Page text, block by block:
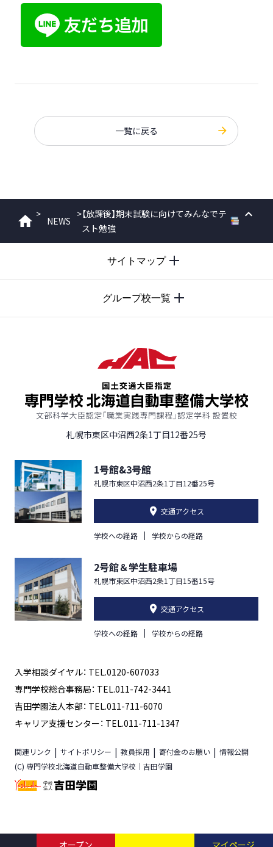
一覧に戻る
ホーム
>
NEWS
>【放課後】期末試験に向けてみんなでテ
スト勉強
サイトマップ
グループ校一覧
札幌市東区中沼西2条1丁目12番25号
1号館&3号館
札幌市東区中沼西2条1丁目12番25号
交通アクセス
学校への経路 学校からの経路
2号館＆学生駐車場
札幌市東区中沼西2条1丁目15番15号
交通アクセス
学校への経路 学校からの経路
入学相談ダイヤル： TEL.0120-607033
専門学校総合事務局： TEL.011-742-3441
吉田学園法人本部： TEL.011-711-6070
キャリア支援センター： TEL.011-711-1347
関連リンク サイトポリシー 教員採用 寄付金のお願い
情報公開
(C) 専門学校北海道自動車整備大学校｜吉田学園
オープン マイページ